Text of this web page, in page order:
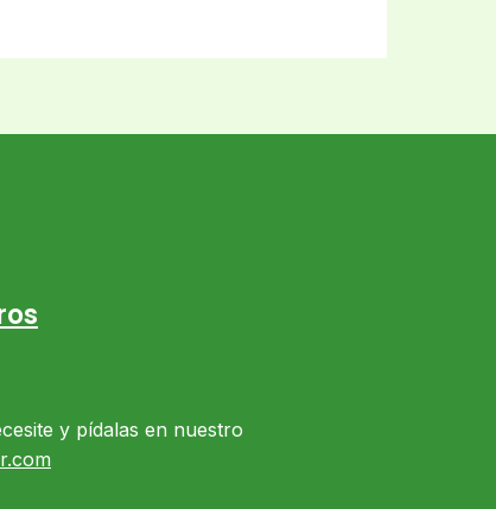
y pídalas en nuestro